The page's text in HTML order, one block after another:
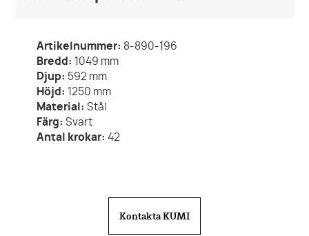
Artikelnummer: 8-890-196
Bredd: 1049 mm
Djup: 592 mm
Höjd: 1250 mm
Material: Stål
Färg: Svart
Antal krokar: 42
Kontakta KUMI